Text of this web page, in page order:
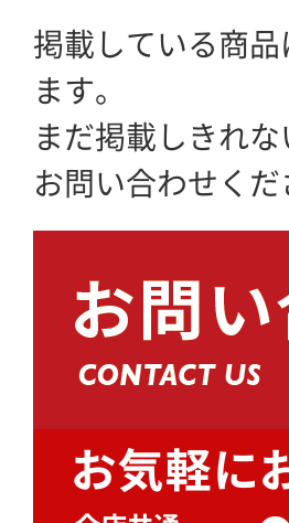
掲載している商
ます。
まだ掲載しきれ
お問い合わせくだ